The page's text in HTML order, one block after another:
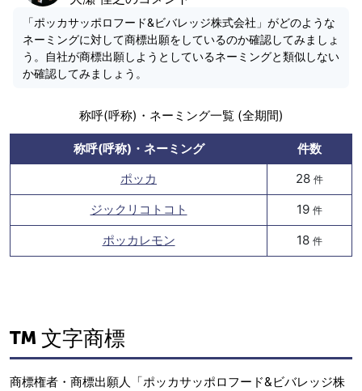
「ポッカサッポロフード&ビバレッジ株式会社」がどのような
ネーミングに対して商標出願をしているのか確認してみましょ
う。自社が商標出願しようとしているネーミングと類似しない
か確認してみましょう。
称呼(呼称)・ネーミング一覧 (全期間)
称呼(呼称)・ネーミング
件数
ポッカ
28 件
ジックリコトコト 19 件
ポッカレモン 18 件
文字商標
商標権者・商標出願人「ポッカサッポロフード&ビバレッジ株